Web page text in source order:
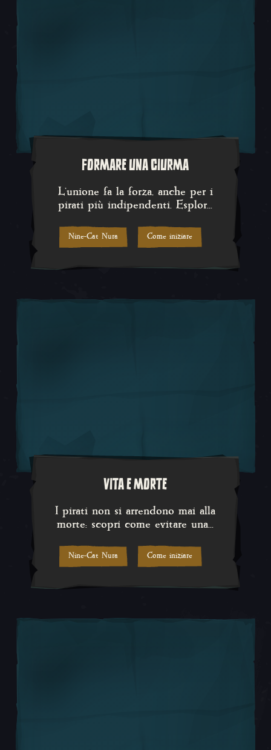
FORMARE UNA CIURMA
L'unione fa la forza, anche per i
pirati più indipendenti. Esplor...
L'unione fa la forza, anche per
Nine-Cat Nura Come iniziare
VITA E MORTE
I pirati non si arrendono mai alla
morte: scopri come evitare una...
I pirati non si arrendono mai
Nine-Cat Nura Come iniziare